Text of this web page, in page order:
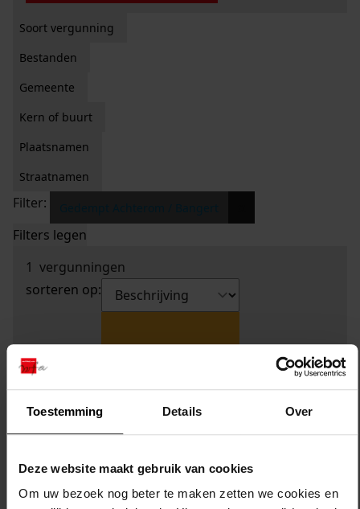
Toestemming Details Over
Deze website maakt gebruik van cookies
Om uw bezoek nog beter te maken zetten we cookies en
Soort vergunning
Bestanden
Gemeente
Kern of buurt
Plaatsnamen
Straatnamen
Filter:
Filters legen
1 vergunningen
sorteren op: